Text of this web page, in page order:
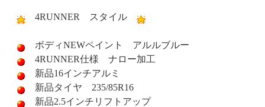
4RUNNER スタイル
ボディNEWペイント アルルブルー
4RUNNER仕様 ナロー加工
新品16インチアルミ
新品タイヤ 235/85R16
新品2.5インチリフトアップ